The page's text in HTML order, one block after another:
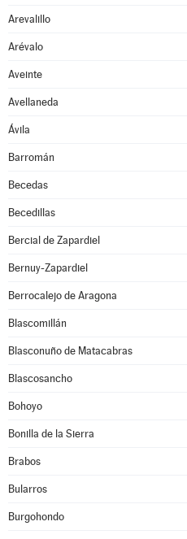
Arevalillo
Arévalo
Aveinte
Avellaneda
Ávila
Barromán
Becedas
Becedillas
Bercial de Zapardiel
Bernuy-Zapardiel
Berrocalejo de Aragona
Blascomillán
Blasconuño de Matacabras
Blascosancho
Bohoyo
Bonilla de la Sierra
Brabos
Bularros
Burgohondo